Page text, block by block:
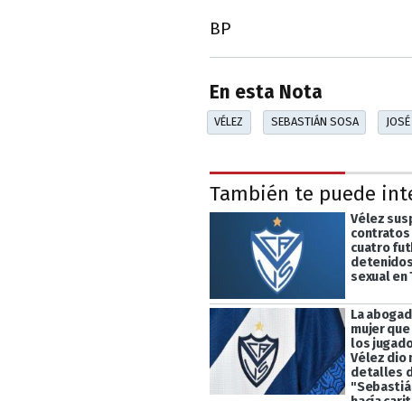
BP
En esta Nota
VÉLEZ SEBASTIÁN SOSA
También te puede
Vélez
contratos
cuatro
sexual en
La
mujer
los
Vélez dio
detalles